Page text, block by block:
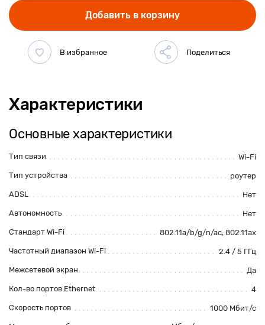
Добавить в корзину
Характеристики
Основные характеристики
Тип связи Wi-Fi
Тип устройства роутер
ADSL Нет
Автономность Нет
Стандарт Wi-Fi 802.11a/b/g/n/ac, 802.11ax
Частотный диапазон Wi-Fi 2.4 / 5 ГГц
Межсетевой экран Да
Кол-во портов Ethernet 4
Скорость портов 1000 Мбит/с